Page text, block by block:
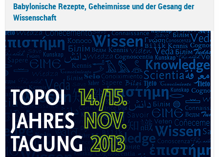
Babylonische Rezepte, Geheimnisse und der Gesang der
Wissenschaft